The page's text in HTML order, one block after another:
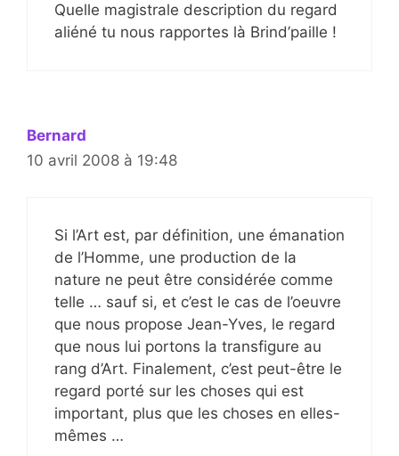
Quelle magistrale description du regard
aliéné tu nous rapportes là Brind’paille !
Bernard
10 avril 2008 à 19:48
Si l’Art est, par définition, une émanation
de l’Homme, une production de la
nature ne peut être considérée comme
telle … sauf si, et c’est le cas de l’oeuvre
que nous propose Jean-Yves, le regard
que nous lui portons la transfigure au
rang d’Art. Finalement, c’est peut-être le
regard porté sur les choses qui est
important, plus que les choses en elles-
mêmes …